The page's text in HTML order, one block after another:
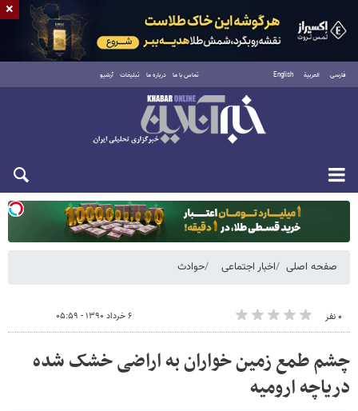
فارسی العربية English تماس با ما درباره ما تبلیغات آرشیو
دوشنبه ۱۹ مرداد ۱۴۰۵
صفحه اصلی اخبار اجتماعی حوادث
۰ نفر ۶ خرداد ۱۳۹۰ - ۰۵:۵۹
چشم طمع زمین خواران به اراضی خشک شده
دریاچه ارومیه
×